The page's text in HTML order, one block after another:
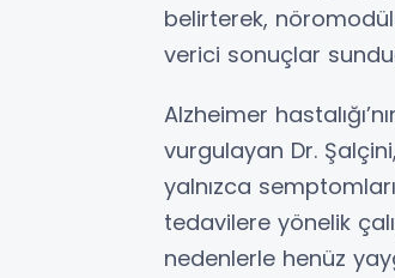
belirterek,
verici sonuçlar
Alzheimer
vurgulayan Dr.
yalnızca
tedavilere yönelik
nedenlerle henüz